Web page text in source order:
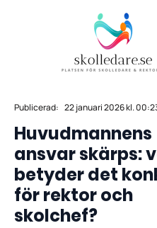
Publicerad: 22 januari 2026 kl.
Huvudmannens
ansvar skärps:
betyder det
för rektor och
skolchef?